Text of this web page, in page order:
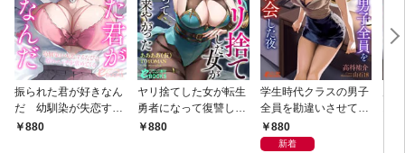
振られた君が好きなん
だ 幼馴染が失恋する
たびに慰めエッチを求
880
ヤリ捨てした女が転生
勇者になって復讐しに
来やがった
880
学生時代クラスの男子
全員を勘違いさせてた
あの子と、同窓会で十
年振りに再会した夜
880
新着